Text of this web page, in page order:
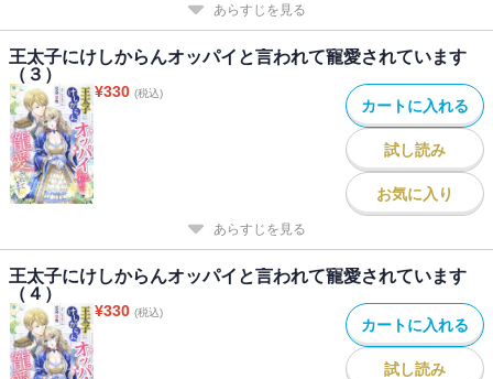
あらすじを見る
王太子にけしからんオッパイと言われて寵愛されています
（３）
¥330 (税込)
カートに入れる
試し読み
お気に入り
あらすじを見る
王太子にけしからんオッパイと言われて寵愛されています
（４）
¥330 (税込)
カートに入れる
試し読み